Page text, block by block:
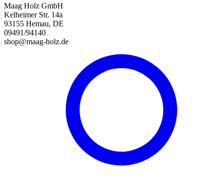
Maag Holz GmbH
Kelheimer Str. 14a
93155 Hemau, DE
09491/94140
shop@maag-holz.de